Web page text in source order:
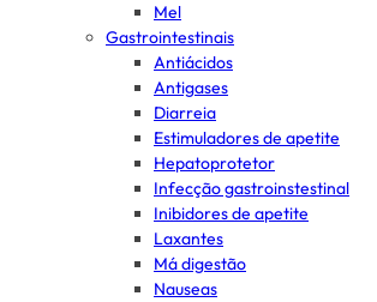
Mel
Gastrointestinais
Antiácidos
Antigases
Diarreia
Estimuladores de apetite
Hepatoprotetor
Infecção gastroinstestinal
Inibidores de apetite
Laxantes
Má digestão
Nauseas